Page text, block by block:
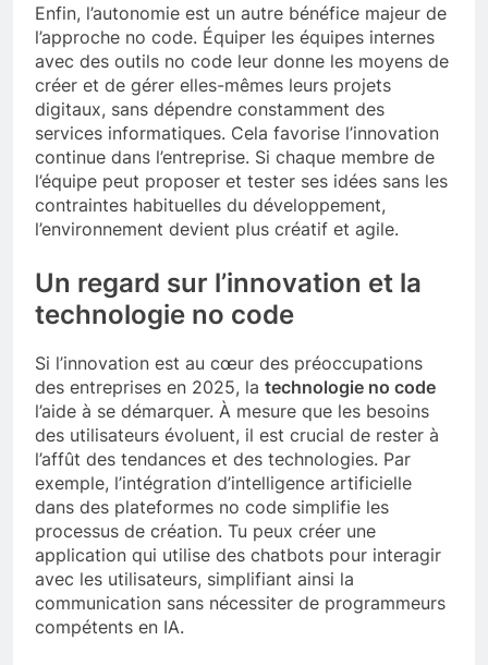
Enfin, l’autonomie est un autre bénéfice majeur de
l’approche no code. Équiper les équipes internes
avec des outils no code leur donne les moyens de
créer et de gérer elles-mêmes leurs projets
digitaux, sans dépendre constamment des
services informatiques. Cela favorise l’innovation
continue dans l’entreprise. Si chaque membre de
l’équipe peut proposer et tester ses idées sans les
contraintes habituelles du développement,
l’environnement devient plus créatif et agile.
Un regard sur l’innovation et la
technologie no code
Si l’innovation est au cœur des préoccupations
des entreprises en 2025, la technologie no code
l’aide à se démarquer. À mesure que les besoins
des utilisateurs évoluent, il est crucial de rester à
l’affût des tendances et des technologies. Par
exemple, l’intégration d’intelligence artificielle
dans des plateformes no code simplifie les
processus de création. Tu peux créer une
application qui utilise des chatbots pour interagir
avec les utilisateurs, simplifiant ainsi la
communication sans nécessiter de programmeurs
compétents en IA.